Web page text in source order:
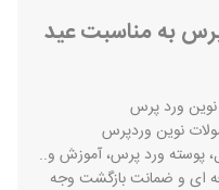
ورد پرس به مناسبت عید
ورد پرس
نوین وردپرس
پوسته ورد پرس، آموزش و..
ای و ضمانت بازگشت وجه